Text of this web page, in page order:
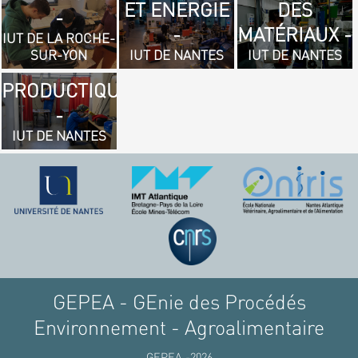
-
IUT DE LA ROCHE-
SUR-YON
ET ENERGIE
-
IUT DE NANTES
DES
MATÉRIAUX -
IUT DE NANTES
- GÉNIE
MÉCANIQUE
ET
PRODUCTIQUE
-
IUT DE NANTES
GEPEA - GEnie des Procédés
Environnement - Agroalimentaire